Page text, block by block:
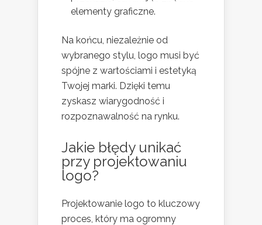
elementy graficzne.
Na końcu, niezależnie od
wybranego stylu, logo musi być
spójne z wartościami i estetyką
Twojej marki. Dzięki temu
zyskasz wiarygodność i
rozpoznawalność na rynku.
Jakie błędy unikać
przy projektowaniu
logo?
Projektowanie logo to kluczowy
proces, który ma ogromny